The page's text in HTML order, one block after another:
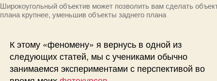
Широкоугольный объектив может позволить вам сделать
плана крупнее, уменьшив объекты заднего плана
К этому «феномену» я вернусь в одной из
следующих статей, мы с учениками обычно
занимаемся экспериментами с перспективой во